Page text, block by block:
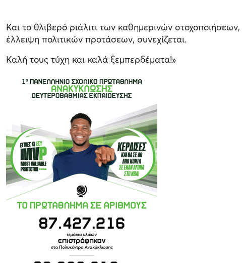
Και το θλιβερό ριάλιτι των καθημερινών
έλλειψη πολιτικών προτάσεων, συνεχίζεται.
Καλή τους τύχη και καλά ξεμπερδέματα!»